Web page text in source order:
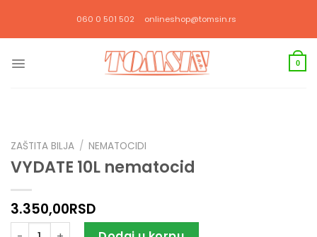
садржај
060 0 501 502 onlineshop@tomsin.rs
0
ZAŠTITA BILJA / NEMATOCIDI
VYDATE 10L nematocid
3.350,00RSD
VYDATE 10L nematocid količina